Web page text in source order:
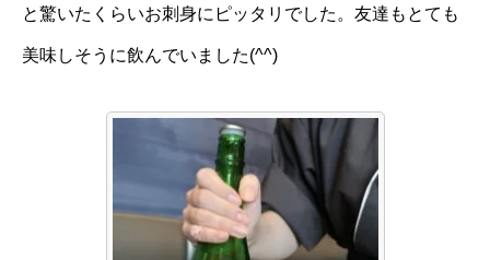
と驚いたくらいお刺身にピッタリでした。友達もとても
美味しそうに飲んでいました(^^)